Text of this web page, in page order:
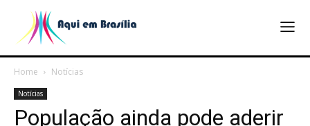
Home Notícias
Notícias
População ainda pode aderir